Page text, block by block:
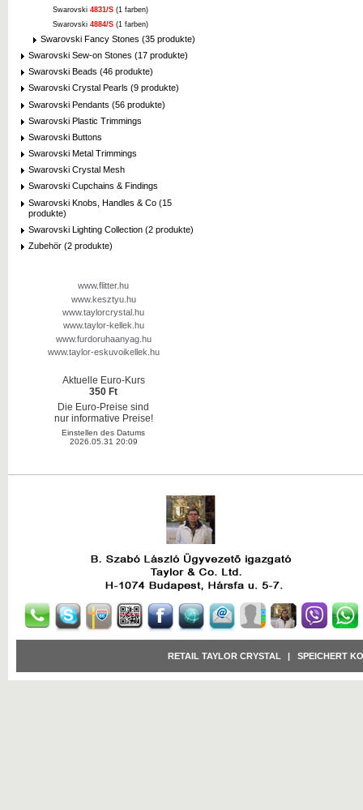
Swarovski 4831/S (1 farben)
Swarovski 4884/S (1 farben)
Swarovski Fancy Stones (35 produkte)
Swarovski Sew-on Stones (17 produkte)
Swarovski Beads (46 produkte)
Swarovski Crystal Pearls (9 produkte)
Swarovski Pendants (56 produkte)
Swarovski Plastic Trimmings
Swarovski Buttons
Swarovski Metal Trimmings
Swarovski Crystal Mesh
Swarovski Cupchains & Findings
Swarovski Knobs, Handles & Co (15
produkte)
Swarovski Lighting Collection (2 produkte)
Zubehör (2 produkte)
www.flitter.hu
www.kesztyu.hu
www.taylorcrystal.hu
www.taylor-kellek.hu
www.furdoruhaanyag.hu
www.taylor-eskuvoikellek.hu
Aktuelle Euro-Kurs
350 Ft
Die Euro-Preise sind
nur informative Preise!
Einstellen des Datums
2026.05.31 20:09
RETAIL TAYLOR CRYSTAL SPEICHERT